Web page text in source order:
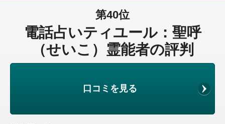
第40位
電話占いティユール：聖呼
（せいこ）霊能者の評判
口コミを見る